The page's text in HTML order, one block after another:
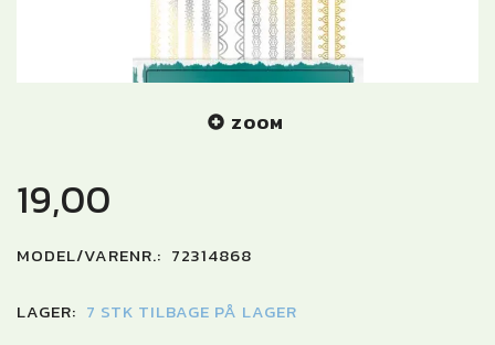
ZOOM
19,00
MODEL/VARENR.: 72314868
LAGER: 7 STK TILBAGE PÅ LAGER